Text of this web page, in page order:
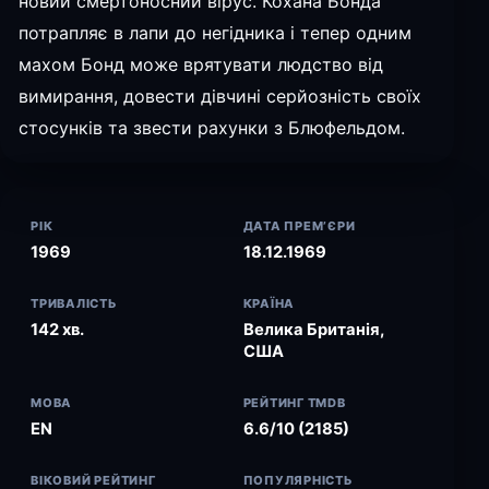
потрапляє в лапи до негідника і тепер одним
махом Бонд може врятувати людство від
вимирання, довести дівчині серйозність своїх
стосунків та звести рахунки з Блюфельдом.
РІК
1969
ДАТА ПРЕМ’ЄРИ
18.12.1969
ТРИВАЛІСТЬ
142 хв.
КРАЇНА
Велика Британія,
США
МОВА
EN
РЕЙТИНГ TMDB
6.6/10 (2185)
ВІКОВИЙ РЕЙТИНГ ПОПУЛЯРНІСТЬ